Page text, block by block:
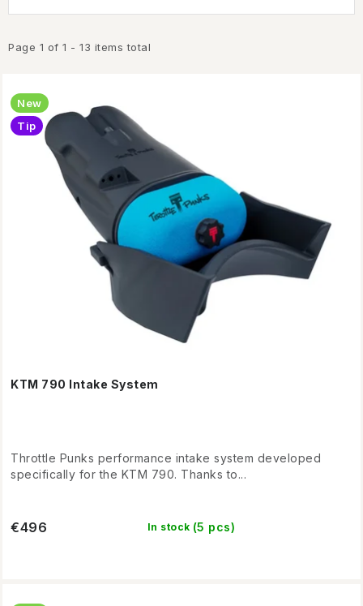
t
f
p
r
Page 1 of 1 - 13 items total
d
c
t
s
KTM 790 Intake System
New
Tip
In stock (5 pcs)
€496
Throttle Punks performance intake system developed
specifically for the KTM 790. Thanks to...